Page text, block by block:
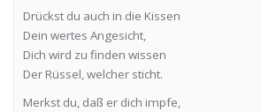
Drückst du auch in die Kissen
Dein wertes Angesicht,
Dich wird zu finden wissen
Der Rüssel, welcher sticht.
Merkst du, daß er dich impfe,